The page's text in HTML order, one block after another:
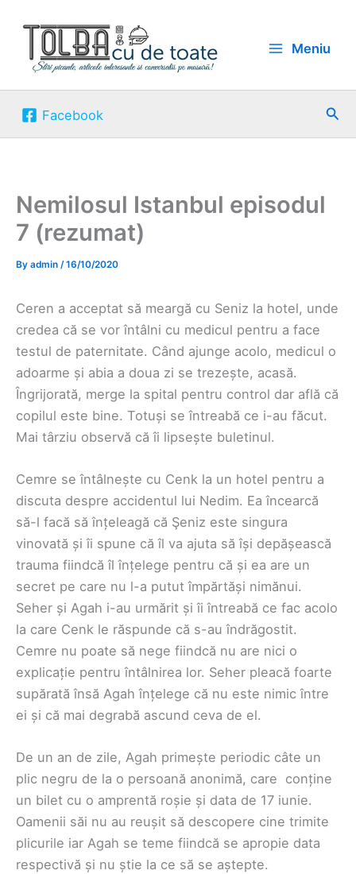
content
Meniu
Facebook
Nemilosul Istanbul episodul
7 (rezumat)
By admin /16/10/2020
Ceren a acceptat să meargă cu Seniz la hotel, unde
credea că se vor întâlni cu medicul pentru a face
testul de paternitate. Când ajunge acolo, medicul o
adoarme și abia a doua zi se trezește, acasă.
Îngrijorată, merge la spital pentru control dar află că
copilul este bine. Totuși se întreabă ce i-au făcut.
Mai târziu observă că îi lipsește buletinul.
Cemre se întâlnește cu Cenk la un hotel pentru a
discuta despre accidentul lui Nedim. Ea încearcă
să-l facă să înțeleagă că Şeniz este singura
vinovată și îi spune că îl va ajuta să își depășească
trauma fiindcă îl înțelege pentru că și ea are un
secret pe care nu l-a putut împărtăși nimănui.
Seher și Agah i-au urmărit și îi întreabă ce fac acolo
la care Cenk le răspunde că s-au îndrăgostit.
Cemre nu poate să nege fiindcă nu are nici o
explicație pentru întâlnirea lor. Seher pleacă foarte
supărată însă Agah înțelege că nu este nimic între
ei și că mai degrabă ascund ceva de el.
De un an de zile, Agah primește periodic câte un
plic negru de la o persoană anonimă, care conține
un bilet cu o amprentă roșie și data de 17 iunie.
Oamenii săi nu au reușit să descopere cine trimite
plicurile iar Agah se teme fiindcă se apropie data
respectivă și nu știe la ce să se aștepte.